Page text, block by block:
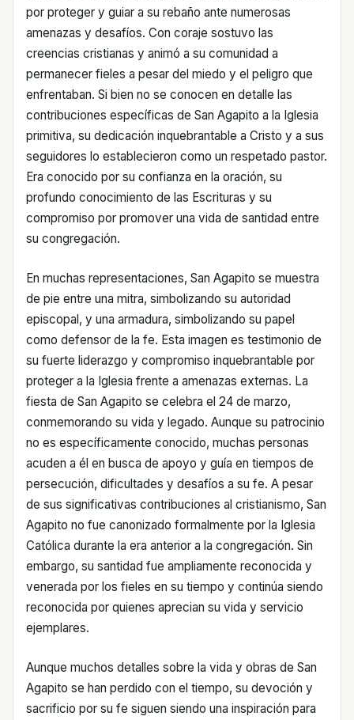
por proteger y guiar a su rebaño ante numerosas
amenazas y desafíos. Con coraje sostuvo las
creencias cristianas y animó a su comunidad a
permanecer fieles a pesar del miedo y el peligro que
enfrentaban. Si bien no se conocen en detalle las
contribuciones específicas de San Agapito a la Iglesia
primitiva, su dedicación inquebrantable a Cristo y a sus
seguidores lo establecieron como un respetado pastor.
Era conocido por su confianza en la oración, su
profundo conocimiento de las Escrituras y su
compromiso por promover una vida de santidad entre
su congregación.
En muchas representaciones, San Agapito se muestra
de pie entre una mitra, simbolizando su autoridad
episcopal, y una armadura, simbolizando su papel
como defensor de la fe. Esta imagen es testimonio de
su fuerte liderazgo y compromiso inquebrantable por
proteger a la Iglesia frente a amenazas externas. La
fiesta de San Agapito se celebra el 24 de marzo,
conmemorando su vida y legado. Aunque su patrocinio
no es específicamente conocido, muchas personas
acuden a él en busca de apoyo y guía en tiempos de
persecución, dificultades y desafíos a su fe. A pesar
de sus significativas contribuciones al cristianismo, San
Agapito no fue canonizado formalmente por la Iglesia
Católica durante la era anterior a la congregación. Sin
embargo, su santidad fue ampliamente reconocida y
venerada por los fieles en su tiempo y continúa siendo
reconocida por quienes aprecian su vida y servicio
ejemplares.
Aunque muchos detalles sobre la vida y obras de San
Agapito se han perdido con el tiempo, su devoción y
sacrificio por su fe siguen siendo una inspiración para